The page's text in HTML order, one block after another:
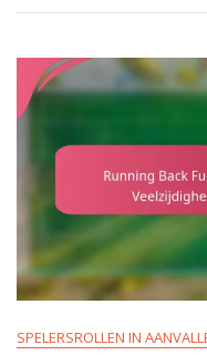
SPELERSROLLEN IN